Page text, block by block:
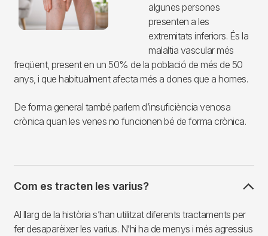
algunes persones
presenten a les
extremitats inferiors. És la
malaltia vascular més
freqüent, present en un 50% de la població de més de 50
anys, i que habitualment afecta més a dones que a homes.
De forma general també parlem d’insuficiència venosa
crònica quan les venes no funcionen bé de forma crònica.
Com es tracten les varius?
Al llarg de la història s’han utilitzat diferents tractaments per
fer desaparèixer les varius. N’hi ha de menys i més agressius